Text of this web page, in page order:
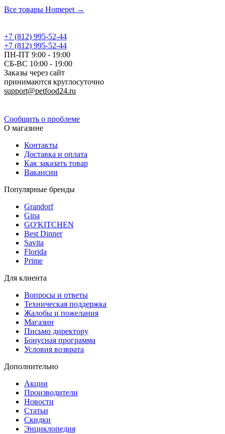
Все товары Homepet →
+7 (812) 995-52-44
+7 (812) 995-52-44
ПН-ПТ 9:00 - 19:00
СБ-ВС 10:00 - 19:00
Заказы через сайт
принимаются круглосуточно
support@petfood24.ru
Сообщить о проблеме
О магазине
Контакты
Доставка и оплата
Как заказать товар
Вакансии
Популярные бренды
Grandorf
Gina
GO'KITCHEN
Best Dinner
Savita
Florida
Prime
Для клиента
Вопросы и ответы
Техническая поддержка
Жалобы и пожелания
Магазин
Письмо директору
Бонусная программа
Условия возврата
Дополнительно
Акции
Производители
Новости
Статьи
Скидки
Энциклопедия